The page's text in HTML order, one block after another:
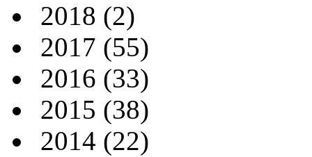
2018 (2)
2017 (55)
2016 (33)
2015 (38)
2014 (22)